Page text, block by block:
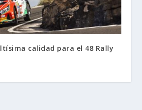
calidad para el 48 Rally